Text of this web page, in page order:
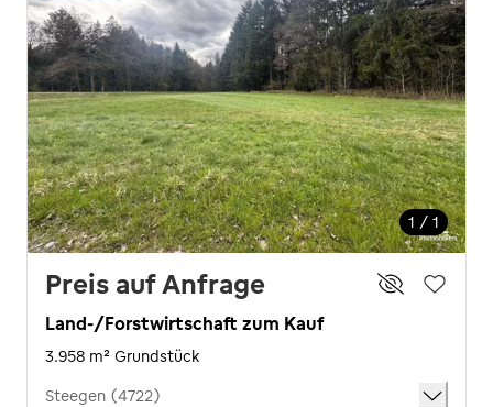
1 / 1
Preis auf Anfrage
Land-/Forstwirtschaft zum Kauf
3.958 m² Grundstück
Steegen (4722)